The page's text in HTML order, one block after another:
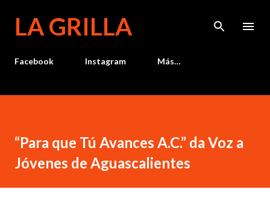
LA GRILLA
Facebook Instagram Más…
“Para que Tú Avances A.C.” da Voz a
Jóvenes de Aguascalientes